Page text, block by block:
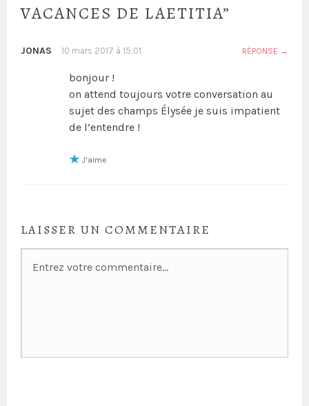
VACANCES DE LAETITIA”
JONAS 10 mars 2017 à 15:01 RÉPONSE
bonjour !
on attend toujours votre conversation au
sujet des champs Élysée je suis impatient
de l’entendre !
J’aime
LAISSER UN COMMENTAIRE